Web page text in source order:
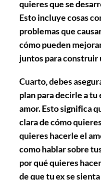
quieres que se
Esto incluye cosas
problemas que
cómo pueden
juntos para construir
Cuarto, debes
plan para decirle a
amor. Esto significa
clara de cómo
quieres hacerle el
como hablar sobre
por qué quieres
de que tu ex se